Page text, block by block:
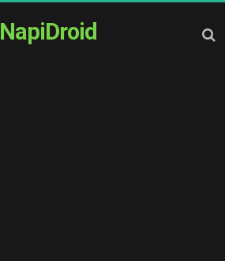
NapiDroid